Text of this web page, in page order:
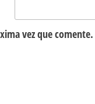
vez que comente.